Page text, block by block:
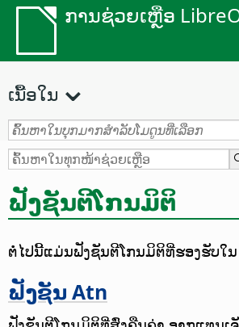
ການຊ່ວຍເຫຼືອ
ເນື້ອໃນ
ຟັງຊັນຕີໂກນມິຕິ
ຕໍ່ໄປນີ້ແມ່ນຟັງຊັນຕີໂກນມິຕິທີ່ຮອງຮັບໃນ
ຟັງຊັນ Atn